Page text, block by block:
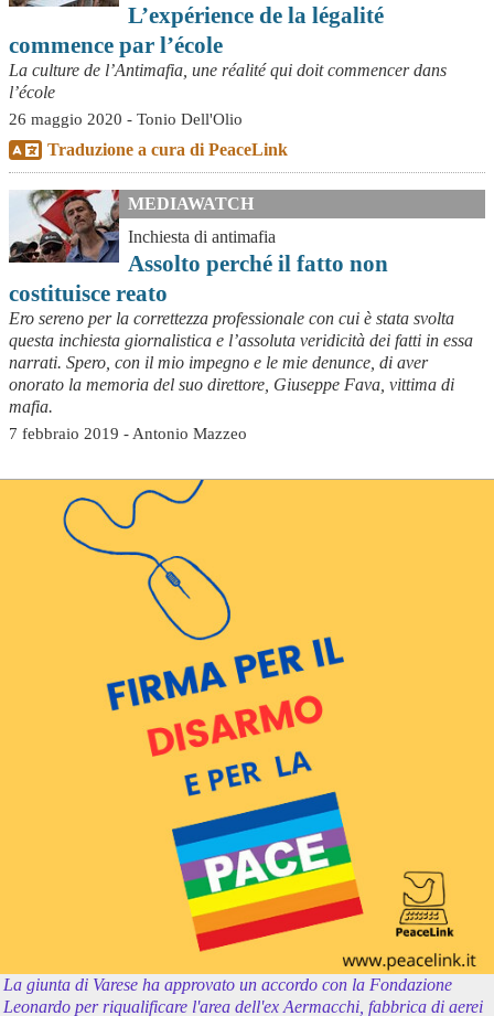
L’expérience de la légalité
commence par l’école
La culture de l’Antimafia, une réalité qui doit commencer dans
l’école
26 maggio 2020 - Tonio Dell'Olio
Traduzione a cura di PeaceLink
MEDIAWATCH
Inchiesta di antimafia
Assolto perché il fatto non
costituisce reato
Ero sereno per la correttezza professionale con cui è stata svolta
questa inchiesta giornalistica e l’assoluta veridicità dei fatti in essa
narrati. Spero, con il mio impegno e le mie denunce, di aver
onorato la memoria del suo direttore, Giuseppe Fava, vittima di
mafia.
7 febbraio 2019 - Antonio Mazzeo
La giunta di Varese ha approvato un accordo con la Fondazione
Leonardo per riqualificare l'area dell'ex Aermacchi, fabbrica di aerei